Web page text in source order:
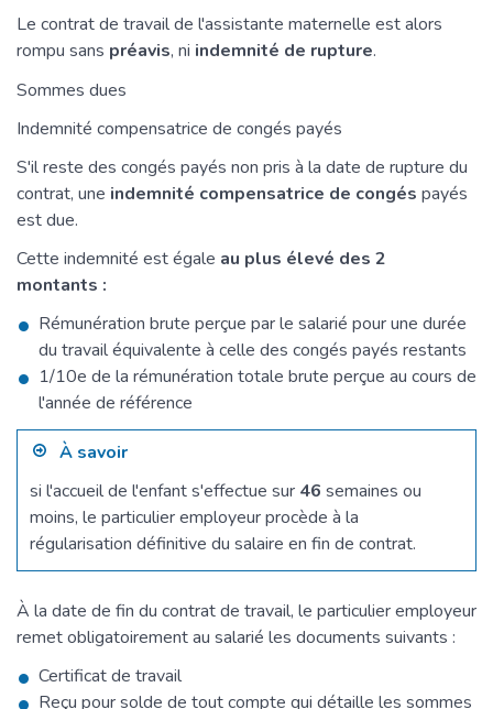
Le contrat de travail de l'assistante maternelle est alors
rompu sans préavis, ni indemnité de rupture.
Sommes dues
Indemnité compensatrice de congés payés
S'il reste des congés payés non pris à la date de rupture du
contrat, une indemnité compensatrice de congés payés
est due.
Cette indemnité est égale au plus élevé des 2
montants :
Rémunération brute perçue par le salarié pour une durée
du travail équivalente à celle des congés payés restants
1/10e de la rémunération totale brute perçue au cours de
l'année de référence
À savoir
si l'accueil de l'enfant s'effectue sur 46 semaines ou
moins, le particulier employeur procède à la
régularisation définitive du salaire en fin de contrat.
À la date de fin du contrat de travail, le particulier employeur
remet obligatoirement au salarié les documents suivants :
Certificat de travail
Reçu pour solde de tout compte qui détaille les sommes